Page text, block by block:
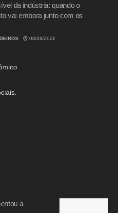
da indústria: quando o
vai embora junto com os
08/08/2026
a